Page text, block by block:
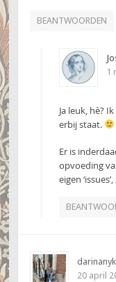
BEANTWOORDEN
1
Ja leuk, hè?
erbij staat.
Er is
opvoeding
eigen
darinanykl
20 april